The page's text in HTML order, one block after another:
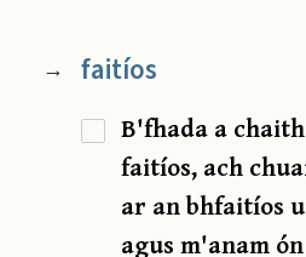
→ faitíos
B'fhada a
faitíos, ach
ar an bhfaitíos
agus m'anam